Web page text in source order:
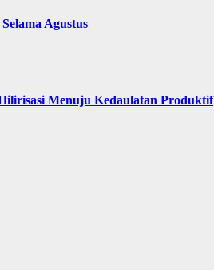
Agustus
Menuju Kedaulatan Produktif